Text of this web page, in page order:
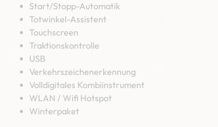
Start/Stopp-Automatik
Totwinkel-Assistent
Touchscreen
Traktionskontrolle
USB
Verkehrszeichenerkennung
Volldigitales Kombiinstrument
WLAN / Wifi Hotspot
Winterpaket